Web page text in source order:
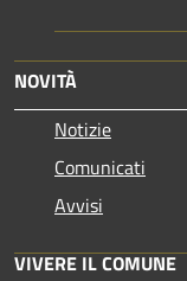
NOVITÀ
Notizie
Comunicati
Avvisi
VIVERE IL COMUNE